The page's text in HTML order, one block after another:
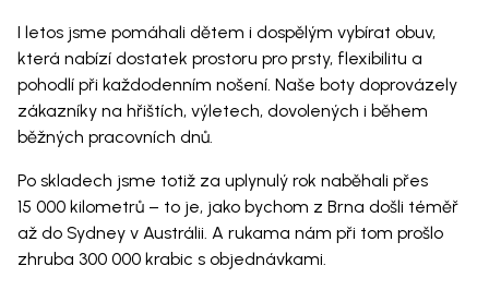
I letos jsme pomáhali dětem i dospělým vybírat obuv,
která nabízí dostatek prostoru pro prsty, flexibilitu a
pohodlí při každodenním nošení. Naše boty doprovázely
zákazníky na hřištích, výletech, dovolených i během
běžných pracovních dnů.
Po skladech jsme totiž za uplynulý rok naběhali přes
15 000 kilometrů – to je, jako bychom z Brna došli téměř
až do Sydney v Austrálii. A rukama nám při tom prošlo
zhruba 300 000 krabic s objednávkami.